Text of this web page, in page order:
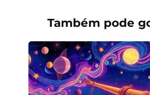
Também pode